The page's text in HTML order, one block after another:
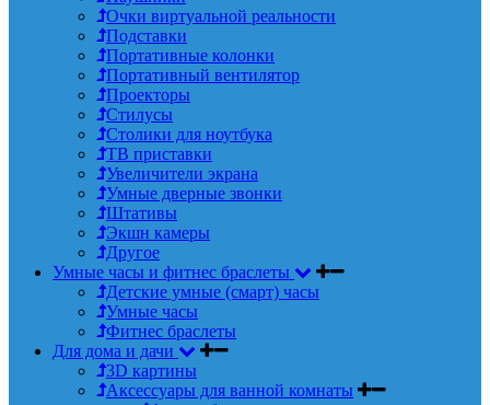
Очки виртуальной реальности
Подставки
Портативные колонки
Портативный вентилятор
Проекторы
Стилусы
Столики для ноутбука
ТВ приставки
Увеличители экрана
Умные дверные звонки
Штативы
Экшн камеры
Другое
Умные часы и фитнес браслеты
Детские умные (смарт) часы
Умные часы
Фитнес браслеты
Для дома и дачи
3D картины
Аксессуары для ванной комнаты